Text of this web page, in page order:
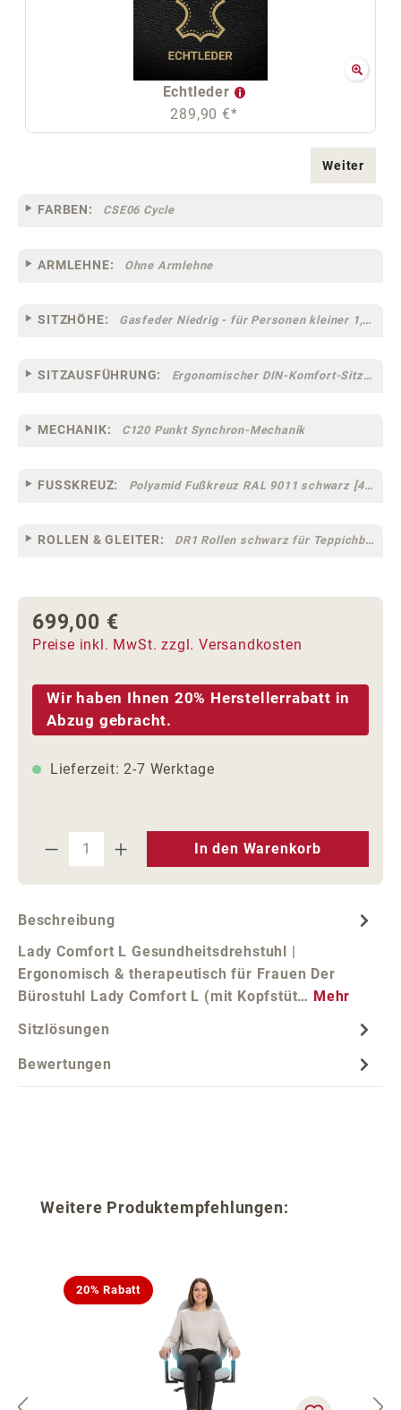
Echtleder
289,90 €*
Weiter
FARBEN: CSE06 Cycle
ARMLEHNE: Ohne Armlehne
SITZHÖHE: Gasfeder Niedrig - für Personen kleiner 1,60 m
SITZAUSFÜHRUNG: Ergonomischer DIN-Komfort-Sitz [75]
MECHANIK: C120 Punkt Synchron-Mechanik
FUSSKREUZ: Polyamid Fußkreuz RAL 9011 schwarz [44]
ROLLEN & GLEITER: DR1 Rollen schwarz für Teppichböden [10]
Regulärer Preis:
699,00 €
Preise inkl. MwSt. zzgl. Versandkosten
Wir haben Ihnen 20% Herstellerrabatt in
Abzug gebracht.
Lieferzeit: 2-7 Werktage
Produkt Anzahl: Gib den
In den Warenkorb
Beschreibung
Lady Comfort L Gesundheitsdrehstuhl |
Ergonomisch & therapeutisch für Frauen Der
Bürostuhl Lady Comfort L (mit Kopfstüt… Mehr
Sitzlösungen
Bewertungen
Produktgalerie überspringen
Weitere Produktempfehlungen:
20% Rabatt